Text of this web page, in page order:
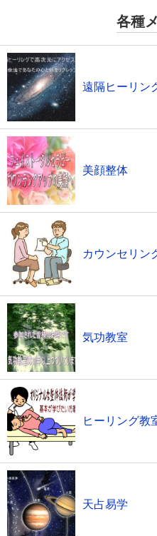
各種
遠隔ヒーリン
美顔整体
カウンセリン
気功教室
ヒーリング教
天占易学